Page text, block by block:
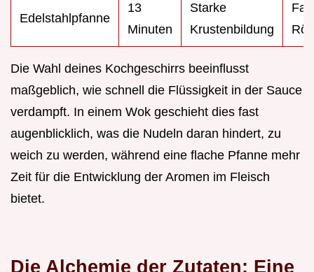
Edelstahlpfanne
13
Minuten
Starke
Krustenbildung
Die Wahl deines Kochgeschirrs beeinflusst
maßgeblich, wie schnell die Flüssigkeit in der Sauce
verdampft. In einem Wok geschieht dies fast
augenblicklich, was die Nudeln daran hindert, zu
weich zu werden, während eine flache Pfanne mehr
Zeit für die Entwicklung der Aromen im Fleisch
bietet.
Die Alchemie der Zutaten: Eine